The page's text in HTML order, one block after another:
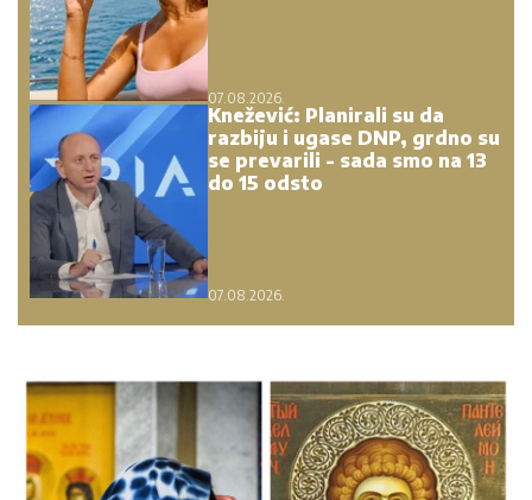
07.08.2026.
Knežević: Planirali su da
razbiju i ugase DNP, grdno su
se prevarili - sada smo na 13
do 15 odsto
07.08.2026.